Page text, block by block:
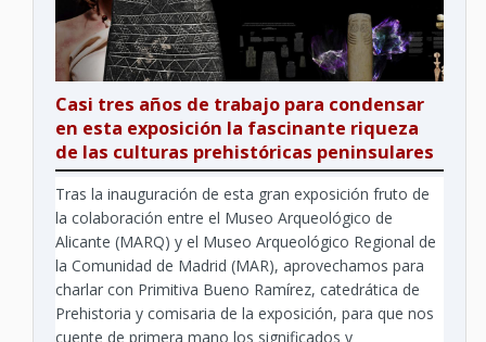
Casi tres años de trabajo para condensar
en esta exposición la fascinante riqueza
de las culturas prehistóricas peninsulares
Tras la inauguración de esta gran exposición fruto de
la colaboración entre el Museo Arqueológico de
Alicante (MARQ) y el Museo Arqueológico Regional de
la Comunidad de Madrid (MAR), aprovechamos para
charlar con Primitiva Bueno Ramírez, catedrática de
Prehistoria y comisaria de la exposición, para que nos
cuente de primera mano los significados y